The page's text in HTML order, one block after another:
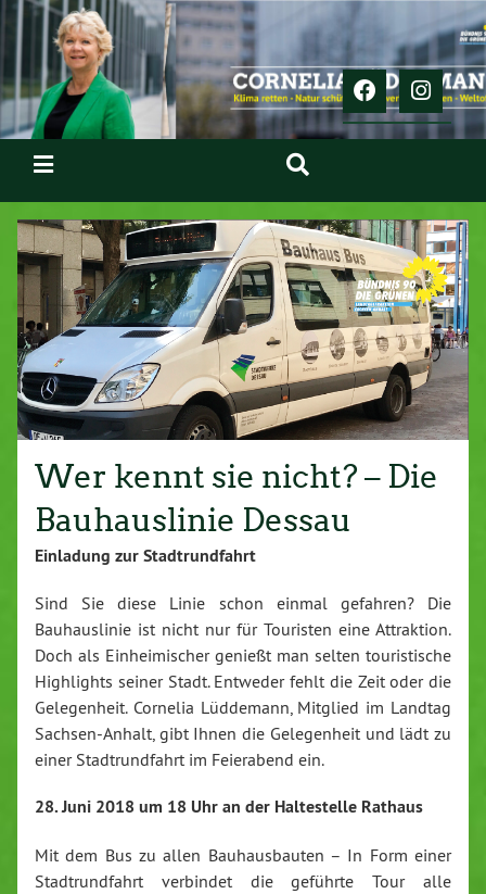
Wer kennt sie nicht? – Die
Bauhauslinie Dessau
Einladung zur Stadtrundfahrt
Sind Sie diese Linie schon einmal gefahren? Die
Bauhauslinie ist nicht nur für Touristen eine Attraktion.
Doch als Einheimischer genießt man selten touristische
Highlights seiner Stadt. Entweder fehlt die Zeit oder die
Gelegenheit. Cornelia Lüddemann, Mitglied im Landtag
Sachsen-Anhalt, gibt Ihnen die Gelegenheit und lädt zu
einer Stadtrundfahrt im Feierabend ein.
28. Juni 2018 um 18 Uhr an der Haltestelle Rathaus
Mit dem Bus zu allen Bauhausbauten – In Form einer
Stadtrundfahrt verbindet die geführte Tour alle